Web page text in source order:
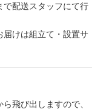
で配送スタッフにて行
けは組立て・設置サ
飛び出しますので、